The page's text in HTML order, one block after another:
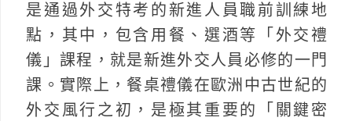
是通過外交特考的新進人員職前訓練地
點，其中，包含用餐、選酒等「外交禮
儀」課程，就是新進外交人員必修的一門
課。實際上，餐桌禮儀在歐洲中古世紀的
外交風行之初，是極其重要的「關鍵密